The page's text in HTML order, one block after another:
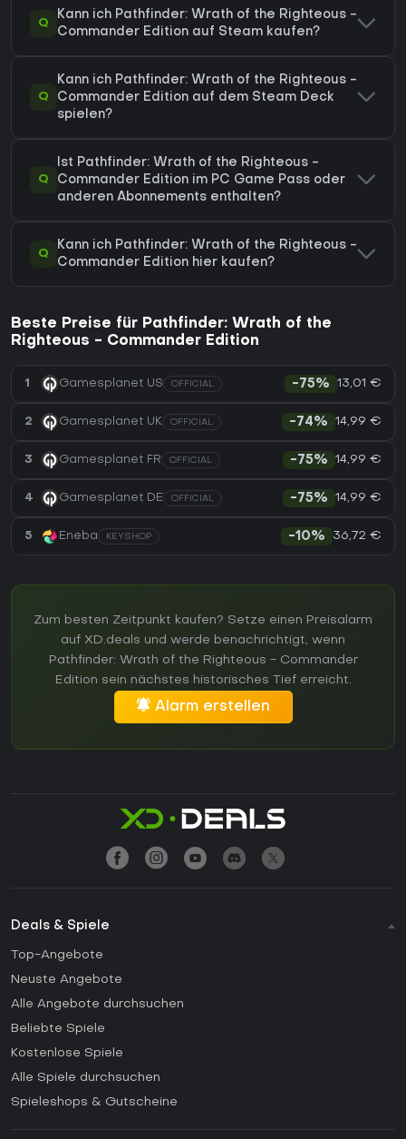
Q
Kann ich Pathfinder: Wrath of the Righteous -
Commander Edition auf Steam kaufen?
Q
Kann ich Pathfinder: Wrath of the Righteous -
Commander Edition auf dem Steam Deck
spielen?
Q
Ist Pathfinder: Wrath of the Righteous -
Commander Edition im PC Game Pass oder
anderen Abonnements enthalten?
Q
Kann ich Pathfinder: Wrath of the Righteous -
Commander Edition hier kaufen?
Beste Preise für Pathfinder: Wrath of the
Righteous - Commander Edition
1 Gamesplanet US OFFICIAL -75% 13,01 €
2 Gamesplanet UK OFFICIAL -74% 14,99 €
3 Gamesplanet FR OFFICIAL -75% 14,99 €
4 Gamesplanet DE OFFICIAL -75% 14,99 €
5 Eneba KEYSHOP -10% 36,72 €
Zum besten Zeitpunkt kaufen? Setze einen Preisalarm
auf XD.deals und werde benachrichtigt, wenn
Pathfinder: Wrath of the Righteous - Commander
Edition sein nächstes historisches Tief erreicht.
Alarm erstellen
Deals & Spiele
Top-Angebote
Neuste Angebote
Alle Angebote durchsuchen
Beliebte Spiele
Kostenlose Spiele
Alle Spiele durchsuchen
Spieleshops & Gutscheine